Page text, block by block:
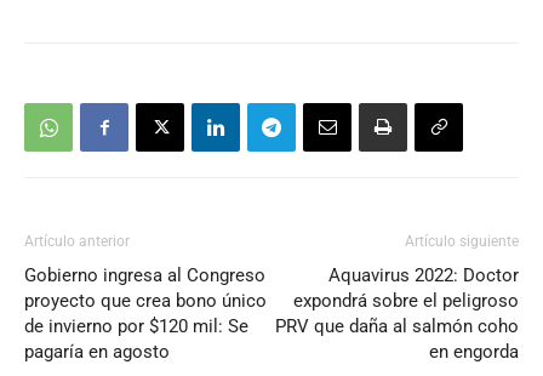
Artículo anterior
Gobierno ingresa al Congreso
proyecto que crea bono único
de invierno por $120 mil: Se
pagaría en agosto
Artículo siguiente
Aquavirus 2022: Doctor
expondrá sobre el peligroso
PRV que daña al salmón coho
en engorda